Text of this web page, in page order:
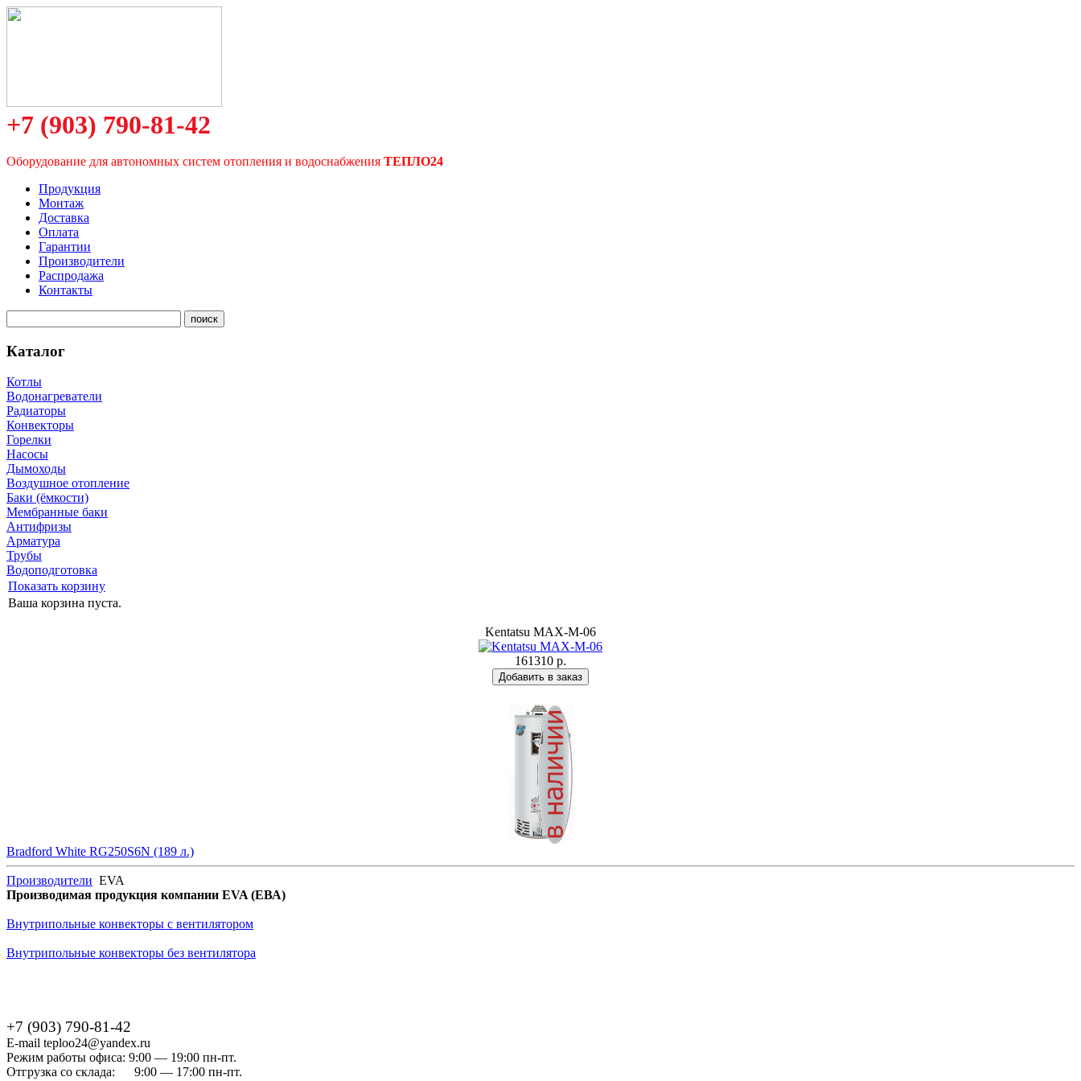
+7 (903) 790-81-42
Оборудование для автономных систем отопления и водоснабжения ТЕПЛО24
Продукция
Монтаж
Доставка
Оплата
Гарантии
Производители
Распродажа
Контакты
Каталог
Котлы
Водонагреватели
Радиаторы
Конвекторы
Горелки
Насосы
Дымоходы
Воздушное отопление
Баки (ёмкости)
Мембранные баки
Антифризы
Арматура
Трубы
Водоподготовка
Показать корзину
Ваша корзина пуста.
Kentatsu MAX-M-06
161310 р.
Bradford White RG250S6N (189 л.)
Производители EVA
Производимая продукция компании EVA (ЕВА)
Внутрипольные конвекторы с вентилятором
Внутрипольные конвекторы без вентилятора
+7 (903) 790-81-42
E-mail teploo24@yandex.ru
Режим работы офиса: 9:00 — 19:00 пн-пт.
Отгрузка со склада: 9:00 — 17:00 пн-пт.